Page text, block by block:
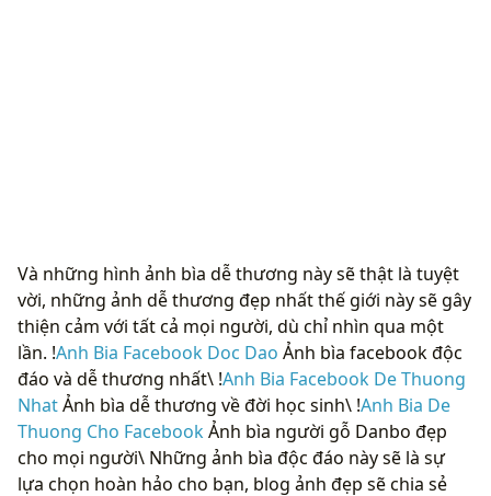
Và những hình ảnh bìa dễ thương này sẽ thật là tuyệt
vời, những ảnh dễ thương đẹp nhất thế giới này sẽ gây
thiện cảm với tất cả mọi người, dù chỉ nhìn qua một
lần. !Anh Bia Facebook Doc Dao Ảnh bìa facebook độc
đáo và dễ thương nhất\ !Anh Bia Facebook De Thuong
NhatẢnh bìa dễ thương về đời học sinh\ !Anh Bia De
Thuong Cho FacebookẢnh bìa người gỗ Danbo đẹp
cho mọi người\ Những ảnh bìa độc đáo này sẽ là sự
lựa chọn hoàn hảo cho bạn, blog ảnh đẹp sẽ chia sẻ